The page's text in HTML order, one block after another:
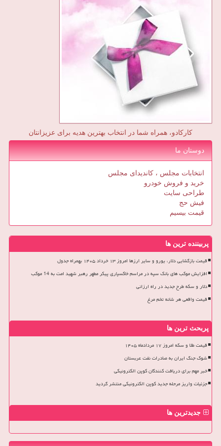
کارکادو، همراه شما در انتخاب بهترین هدیه برای عزیزانتان
دوستان ما
انتخابات مجلس ، کاندیدای مجلس
خرید و فروش خودرو
طراحی سایت
فیش حج
قیمت بیسیم
پربیننده ترین ها
قیمت بازگشایی دلار، یورو و سایر ارزها امروز ۱۳ خرداد ۱۴۰۵ بهمراه جدول
افزایش موکب های بانک سپه در مراسم خاکسپاری پیکر مطهر رهبر شهید امت به 14 موکب
دلار و سکه طرح جدید در راه ارزانی
قیمت واقعی هر شانه تخم مرغ
پربحث ترین ها
قیمت طلا و سکه امروز ۱۷ مردادماه ۱۴۰۵
شوک جنگ ایران به صادرات نفت عربستان
خبر مهم برای دریافت کنندگان کوپن الکترونیکی
جزئیات واریز مرحله جدید کوپن الکترونیکی منتشر گردید
جدیدترین ها